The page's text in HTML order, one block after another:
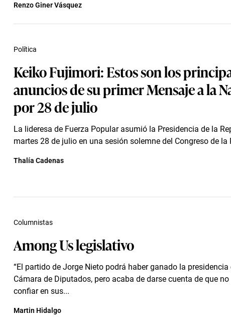
Renzo Giner Vásquez
Keiko Fujimori: Estos son los
anuncios de su primer Mensaje a la
por 28 de julio
La lideresa de Fuerza Popular asumió la Presidencia de la
martes 28 de julio en una sesión solemne del Congreso de la
Política
Thalía Cadenas
Among Us legislativo
“El partido de Jorge Nieto podrá haber ganado la presidencia
Cámara de Diputados, pero acaba de darse cuenta de que no
confiar en sus...
Columnistas
Martin Hidalgo